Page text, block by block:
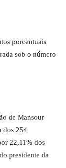
porcentuais
sob o número
de Mansour
dos 254
22,11% dos
presidente da